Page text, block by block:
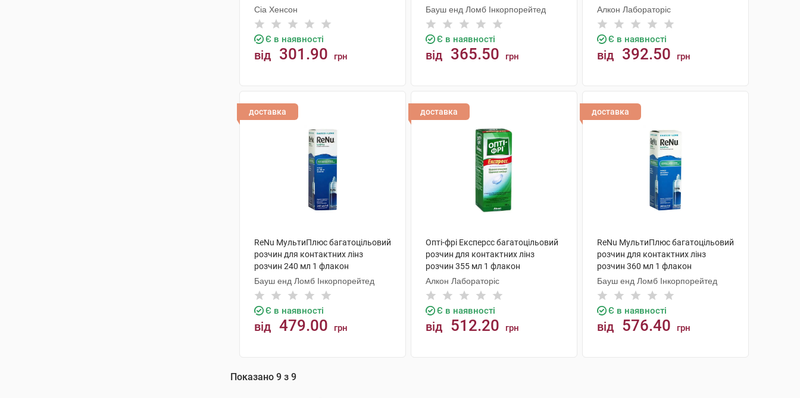
Сіа Хенсон
Є в наявності
від 301.90 грн
Бауш енд Ломб Інкорпорейтед
Є в наявності
від 365.50 грн
Алкон Лабораторіс
Є в наявності
від 392.50 грн
доставка
ReNu МультиПлюс багатоцільовий
розчин для контактних лінз
розчин 240 мл 1 флакон
Бауш енд Ломб Інкорпорейтед
Є в наявності
від 479.00 грн
доставка
Опті-фрі Експерсс багатоцільовий
розчин для контактних лінз
розчин 355 мл 1 флакон
Алкон Лабораторіс
Є в наявності
від 512.20 грн
доставка
ReNu МультиПлюс багатоцільовий
розчин для контактних лінз
розчин 360 мл 1 флакон
Бауш енд Ломб Інкорпорейтед
Є в наявності
від 576.40 грн
Показано 9 з 9